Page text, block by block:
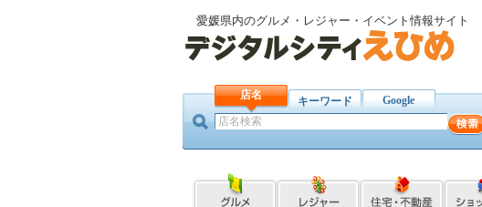
愛媛県内のグルメ・レジャー・イベント情報サイト
店名 キーワード Google